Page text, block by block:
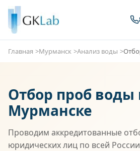
Главная Мурманск Анализ воды
Отбор проб воды
Мурманске
Проводим аккредитованные
юридических лиц по всей